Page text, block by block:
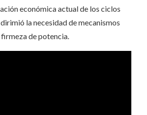
económica actual de los ciclos
la necesidad de mecanismos
de potencia.